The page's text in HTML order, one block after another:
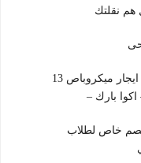
بالتالى شركةكما نوفر باص للاعداد الكبيرة ايجار ميكروباص 13
بارك –
خصم خاص لطلاب